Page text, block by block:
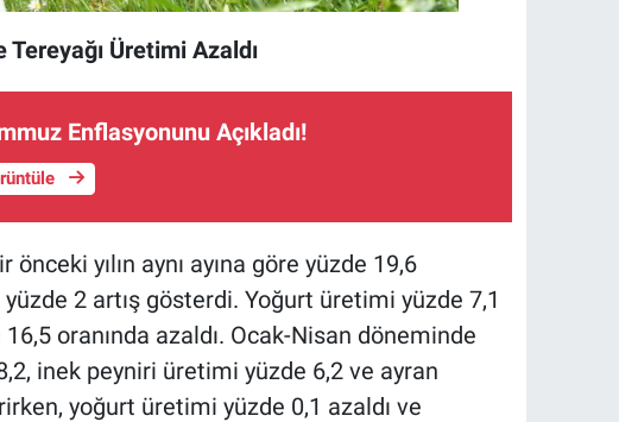
Üretimi Azaldı
Enflasyonunu Açıkladı!
yılın aynı ayına göre yüzde 19,6
2 artış gösterdi. Yoğurt üretimi yüzde 7,1
oranında azaldı. Ocak-Nisan döneminde
inek peyniri üretimi yüzde 6,2 ve ayran
yoğurt üretimi yüzde 0,1 azaldı ve